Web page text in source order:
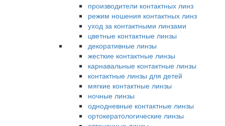
производители контактных линз
режим ношения контактных линз
уход за контактными линзами
цветные контактные линзы
декоративные линзы
жесткие контактные линзы
карнавальные контактные линзы
контактные линзы для детей
мягкие контактные линзы
ночные линзы
однодневные контактные линзы
ортокератологические линзы